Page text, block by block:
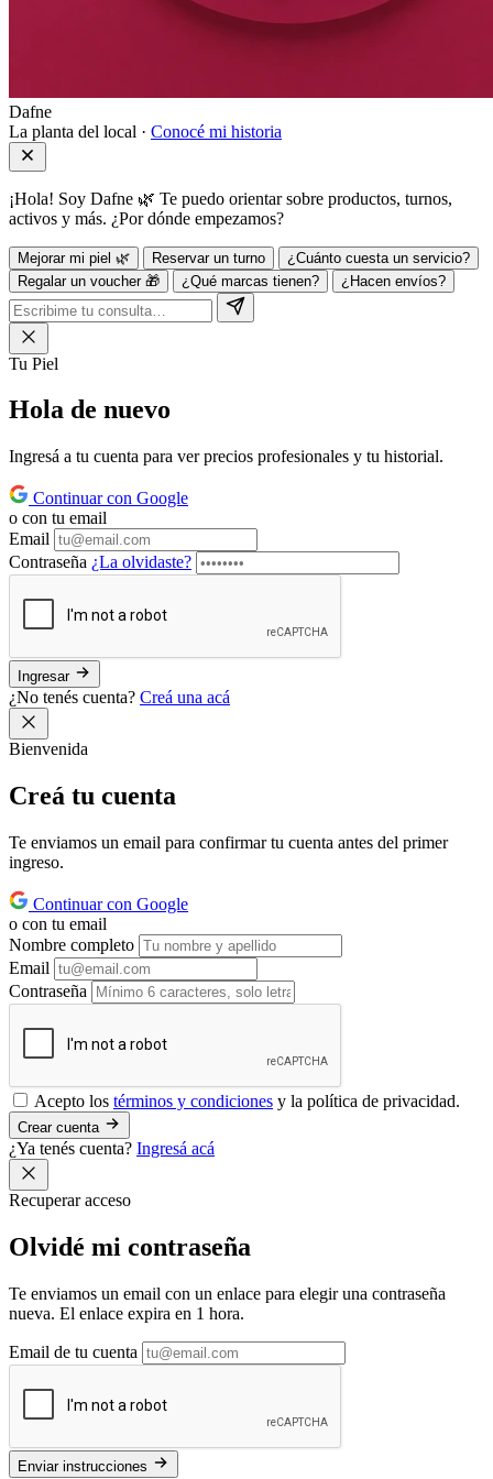
Dafne
La planta del local · Conocé mi historia
¡Hola! Soy Dafne 🌿 Te puedo orientar sobre productos, turnos,
activos y más. ¿Por dónde empezamos?
Mejorar mi piel 🌿 Reservar un turno
¿Cuánto cuesta un servicio?
Regalar un voucher 🎁
¿Qué marcas tienen? ¿Hacen envíos?
Tu Piel
Hola de nuevo
Ingresá a tu cuenta para ver precios profesionales y tu historial.
Continuar con Google
o con tu email
Email
Contraseña ¿La olvidaste?
Ingresar
¿No tenés cuenta? Creá una acá
Bienvenida
Creá tu cuenta
Te enviamos un email para confirmar tu cuenta antes del primer
ingreso.
Continuar con Google
o con tu email
Nombre completo
Email
Contraseña
Acepto los términos y condiciones y la política de privacidad.
Crear cuenta
¿Ya tenés cuenta? Ingresá acá
Recuperar acceso
Olvidé mi contraseña
Te enviamos un email con un enlace para elegir una contraseña
nueva. El enlace expira en 1 hora.
Email de tu cuenta
Enviar instrucciones